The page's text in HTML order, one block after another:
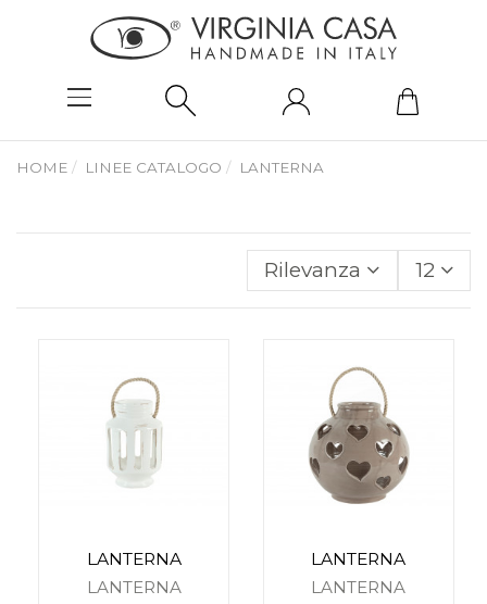
HOME LINEE CATALOGO LANTERNA
Rilevanza 12
LANTERNA
LANTERNA
LANTERNA
LANTERNA